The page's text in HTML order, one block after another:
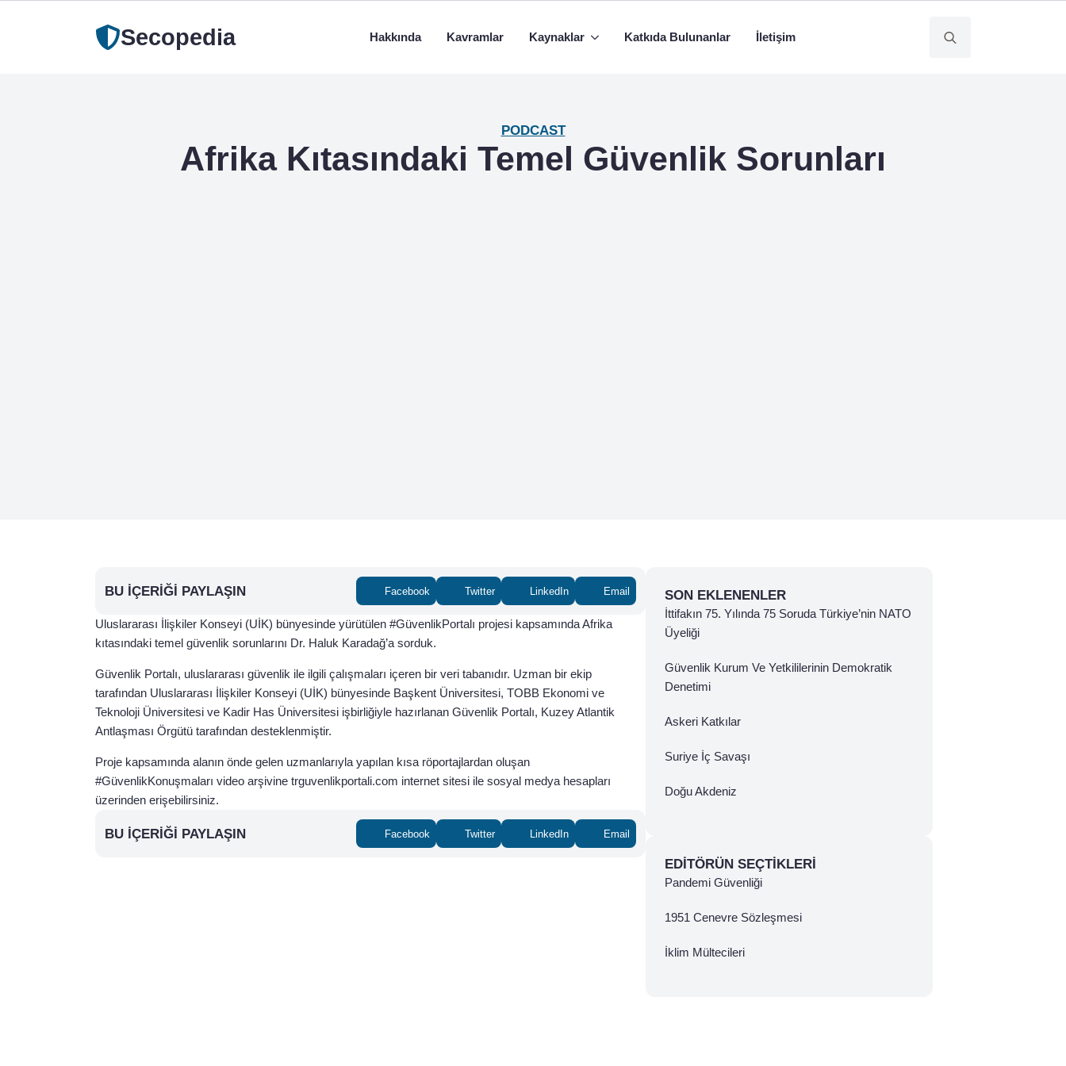
Secopedia Hakkında Kavramlar Kaynaklar Katkıda Bulunanlar İletişim
PODCAST
Afrika Kıtasındaki Temel Güvenlik Sorunları
BU İÇERIĞI PAYLAŞIN Facebook Twitter LinkedIn Email
Uluslararası İlişkiler Konseyi (UİK) bünyesinde yürütülen #GüvenlikPortalı projesi kapsamında Afrika
kıtasındaki temel güvenlik sorunlarını Dr. Haluk Karadağ’a sorduk.
Güvenlik Portalı, uluslararası güvenlik ile ilgili çalışmaları içeren bir veri tabanıdır. Uzman bir ekip
tarafından Uluslararası İlişkiler Konseyi (UİK) bünyesinde Başkent Üniversitesi, TOBB Ekonomi ve
Teknoloji Üniversitesi ve Kadir Has Üniversitesi işbirliğiyle hazırlanan Güvenlik Portalı, Kuzey Atlantik
Antlaşması Örgütü tarafından desteklenmiştir.
Proje kapsamında alanın önde gelen uzmanlarıyla yapılan kısa röportajlardan oluşan
#GüvenlikKonuşmaları video arşivine trguvenlikportali.com internet sitesi ile sosyal medya hesapları
üzerinden erişebilirsiniz.
BU İÇERIĞI PAYLAŞIN Facebook Twitter LinkedIn Email
SON EKLENENLER
İttifakın 75. Yılında 75 Soruda Türkiye’nin NATO
Üyeliği
Güvenlik Kurum Ve Yetkililerinin Demokratik
Denetimi
Askeri Katkılar
Suriye İç Savaşı
Doğu Akdeniz
EDITÖRÜN SEÇTIKLERI
Pandemi Güvenliği
1951 Cenevre Sözleşmesi
İklim Mültecileri